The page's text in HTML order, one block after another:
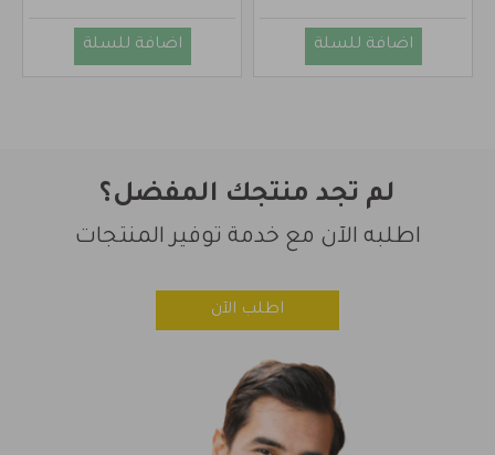
اضافة للسلة اضافة للسلة
لم تجد منتجك المفضل؟
اطلبه الآن مع خدمة توفير المنتجات
اطلب الآن